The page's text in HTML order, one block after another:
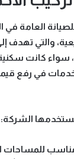
العامة في
والتي تهدف
، سواء كانت سكنية
في رفع قيمة
تستخدمها الشركة:
للمساحات